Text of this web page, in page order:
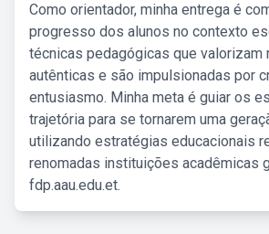
Como orientador, minha entrega é
progresso dos alunos no contexto
técnicas pedagógicas que valorizam
autênticas e são impulsionadas por
entusiasmo. Minha meta é guiar os
trajetória para se tornarem uma
utilizando estratégias educacionais
renomadas instituições acadêmicas
fdp.aau.edu.et.